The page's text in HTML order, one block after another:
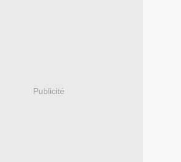
Publicité